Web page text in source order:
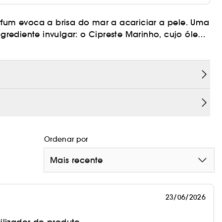
evoca a brisa do mar a acariciar a pele. Uma
invulgar: o Cipreste Marinho, cujo óleo
do mar. As notas aromáticas combinam-se
masculina autêntica.
da costa de Amalfi, é completada
por Alberto Morillas exclusivamente para a
Calábria.
Ordenar por
Mais recente
23/06/2026